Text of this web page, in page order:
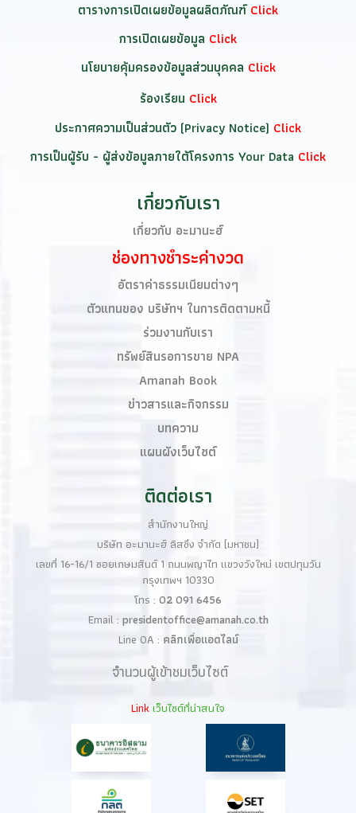
ตารางการเปิดเผยข้อมูลผลิตภัณฑ์Click
การเปิดเผยข้อมูล Click
นโยบายคุ้มครองข้อมูลส่วนบุคคล Click
ร้องเรียน Click
ประกาศความเป็นส่วนตัว (Privacy Notice) Click
การเป็นผู้รับ - ผู้ส่งข้อมูลภายใต้โครงการ Your Data Click
เกี่ยวกับเรา
เกี่ยวกับ อะมานะฮ์
ช่องทางชำระค่างวด
อัตราค่าธรรมเนียมต่างๆ
ตัวแทนของ บริษัทฯ ในการติดตามหนี้
ร่วมงานกับเรา
ทรัพย์สินรอการขาย NPA
Amanah Book​
ข่าวสารและกิจกรรม
บทความ
แผนผังเว็บไซต์
ติดต่อเรา
สำนักงานใหญ่
บริษัท อะมานะฮ์ ลิสซิ่ง จำกัด (มหาชน)
เลขที่ 16-16/1 ซอยเกษมสันต์ 1 ถนนพญาไท แขวงวังใหม่ เขตปทุมวัน
กรุงเทพฯ 10330
โทร : 02 091 6456
Email : presidentoffice@amanah.co.th
Line OA : คลิกเพื่อแอดไลน์
จำนวนผู้เข้าชมเว็บไซต์
Linkเว็บไซต์ที่น่าสนใจ